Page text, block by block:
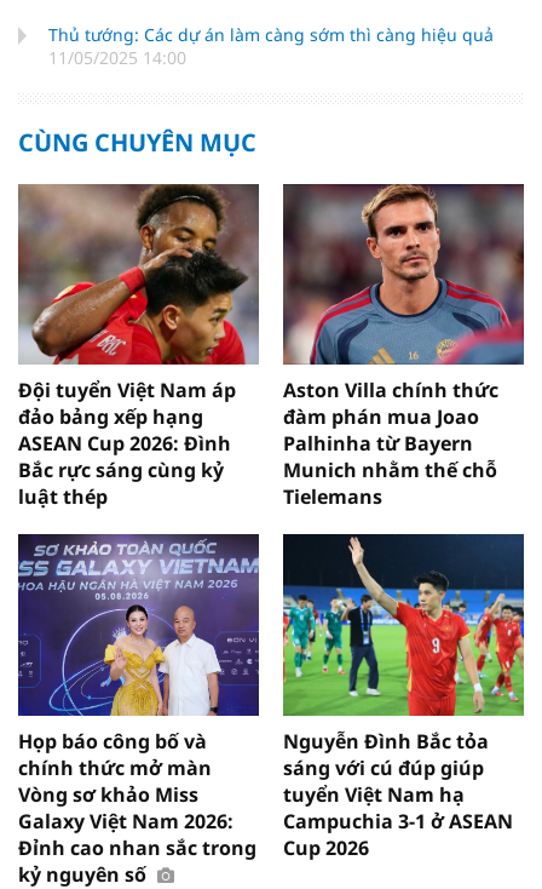
Thủ tướng: Các dự án làm càng sớm thì càng hiệu quả
11/05/2025 14:00
CÙNG CHUYÊN MỤC
Đội tuyển Việt Nam áp
đảo bảng xếp hạng
ASEAN Cup 2026: Đình
Bắc rực sáng cùng kỷ
luật thép
Aston Villa chính thức
đàm phán mua Joao
Palhinha từ Bayern
Munich nhằm thế chỗ
Tielemans
Họp báo công bố và
chính thức mở màn
Vòng sơ khảo Miss
Galaxy Việt Nam 2026:
Đỉnh cao nhan sắc trong
kỷ nguyên số
Nguyễn Đình Bắc tỏa
sáng với cú đúp giúp
tuyển Việt Nam hạ
Campuchia 3-1 ở ASEAN
Cup 2026